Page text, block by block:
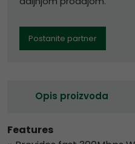
Postanite partner
Opis proizvoda
Features